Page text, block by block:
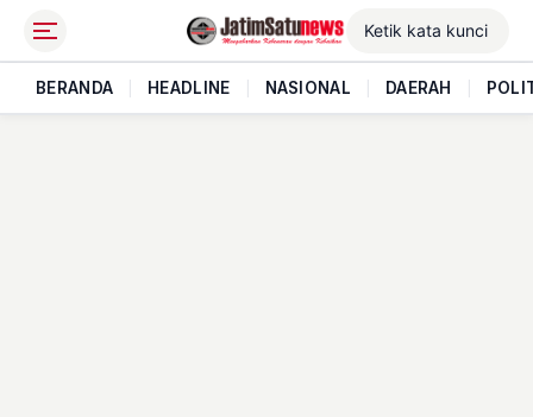
BERANDA HEADLINE NASIONAL DAERAH